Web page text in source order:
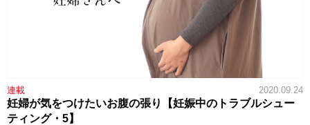
連載 2020.09.24
妊婦が気をつけたいお腹の張り【妊娠中のトラブルシュー
ティング・5】